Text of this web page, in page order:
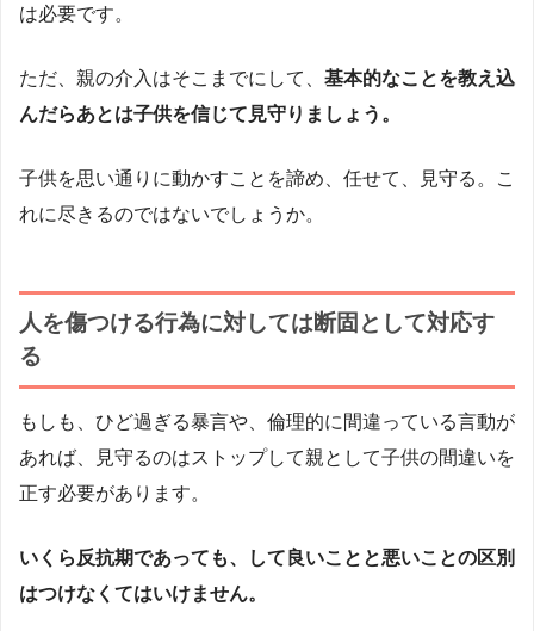
は必要です。
ただ、親の介入はそこまでにして、 基本的なことを教え込
んだらあとは子供を信じて見守りましょう。
子供を思い通りに動かすことを諦め、任せて、見守る。こ
れに尽きるのではないでしょうか。
人を傷つける行為に対しては断固として対応す
る
もしも、ひど過ぎる暴言や、倫理的に間違っている言動が
あれば、見守るのはストップして親として子供の間違いを
正す必要があります。
いくら反抗期であっても、して良いことと悪いことの区別
はつけなくてはいけません。